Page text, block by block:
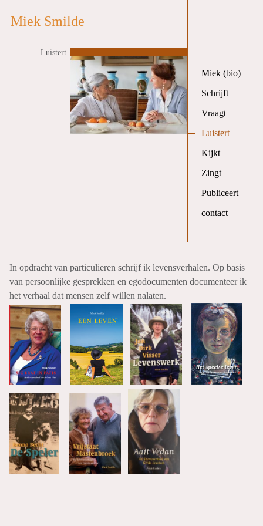
Miek (bio)
Schrijft
Vraagt
Luistert
Kijkt
Zingt
Publiceert
contact
Miek Smilde
Luistert
In opdracht van particulieren schrijf ik levensverhalen. Op basis
van persoonlijke gesprekken en egodocumenten documenteer ik
het verhaal dat mensen zelf willen nalaten.